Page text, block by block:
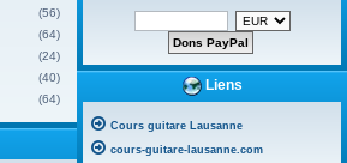
(56)
(64)
(24)
(40)
(64)
Liens
Cours guitare Lausanne
cours-guitare-lausanne.com